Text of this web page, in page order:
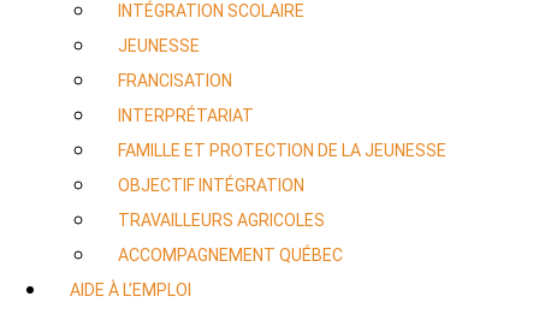
INTÉGRATION SCOLAIRE
JEUNESSE
FRANCISATION
INTERPRÉTARIAT
FAMILLE ET PROTECTION DE LA JEUNESSE
OBJECTIF INTÉGRATION
TRAVAILLEURS AGRICOLES
ACCOMPAGNEMENT QUÉBEC
AIDE À L’EMPLOI